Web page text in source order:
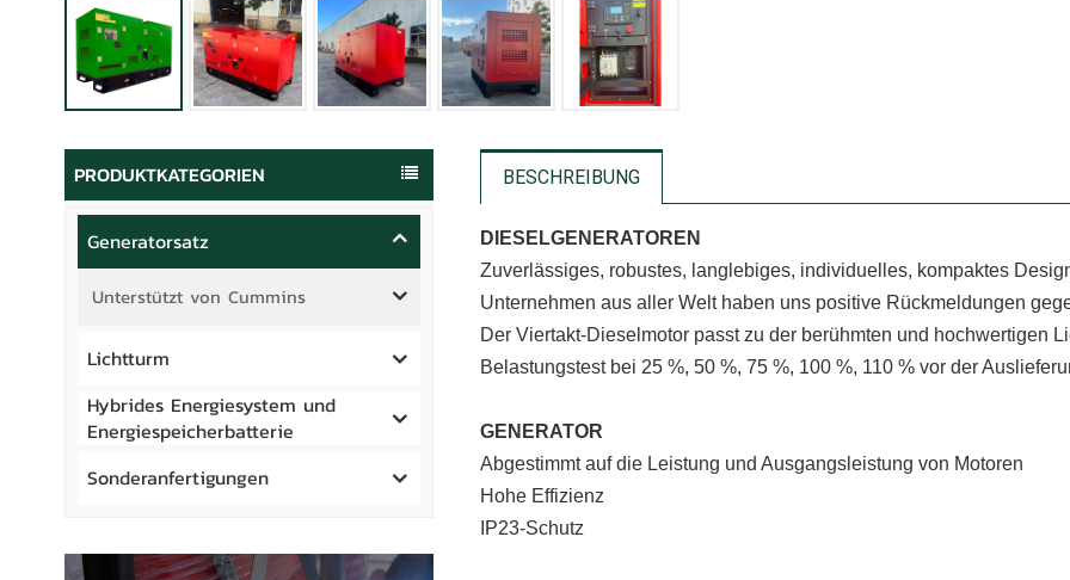
PRODUKTKATEGORIEN
Generatorsatz
Unterstützt von Cummins
Lichtturm
Hybrides Energiesystem und
Energiespeicherbatterie
Sonderanfertigungen
BESCHREIBUNG
DIESELGENERATOREN
Zuverlässiges, robustes, langlebiges, individuelles, kompaktes
Unternehmen aus aller Welt haben uns positive Rückmeldungen
Der Viertakt-Dieselmotor passt zu der berühmten und hochwertigen
Belastungstest bei 25 %, 50 %, 75 %, 100 %, 110 % vor der
GENERATOR
Abgestimmt auf die Leistung und Ausgangsleistung von Motoren
Hohe Effizienz
IP23-Schutz